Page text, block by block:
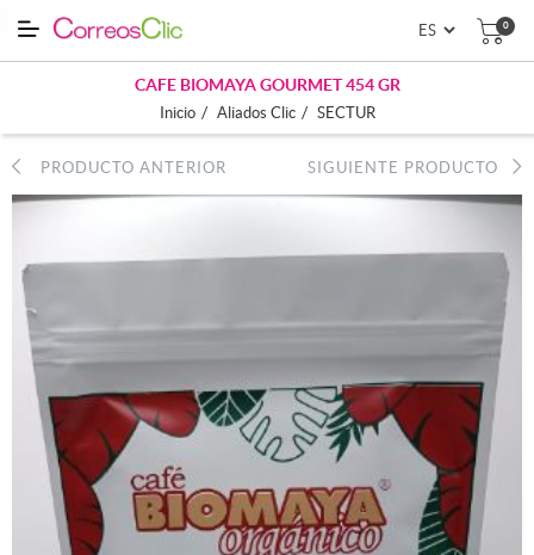
0
CAFE BIOMAYA GOURMET 454 GR
Inicio / Aliados Clic / SECTUR
PRODUCTO ANTERIOR SIGUIENTE PRODUCTO